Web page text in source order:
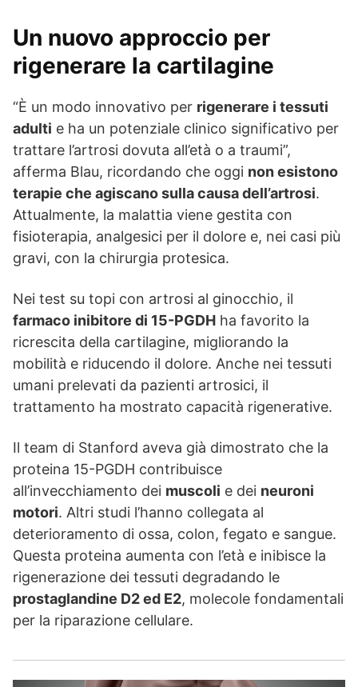
Un nuovo approccio per
rigenerare la cartilagine
“È un modo innovativo per rigenerare i tessuti
adulti e ha un potenziale clinico significativo per
trattare l’artrosi dovuta all’età o a traumi”,
afferma Blau, ricordando che oggi non esistono
terapie che agiscano sulla causa dell’artrosi.
Attualmente, la malattia viene gestita con
fisioterapia, analgesici per il dolore e, nei casi più
gravi, con la chirurgia protesica.
Nei test su topi con artrosi al ginocchio, il
farmaco inibitore di 15-PGDH ha favorito la
ricrescita della cartilagine, migliorando la
mobilità e riducendo il dolore. Anche nei tessuti
umani prelevati da pazienti artrosici, il
trattamento ha mostrato capacità rigenerative.
Il team di Stanford aveva già dimostrato che la
proteina 15-PGDH contribuisce
all’invecchiamento dei muscoli e dei neuroni
motori. Altri studi l’hanno collegata al
deterioramento di ossa, colon, fegato e sangue.
Questa proteina aumenta con l’età e inibisce la
rigenerazione dei tessuti degradando le
prostaglandine D2 ed E2, molecole fondamentali
per la riparazione cellulare.